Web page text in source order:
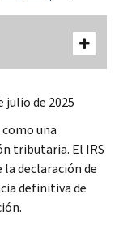
julio de 2025
una
tributaria. El IRS
la declaración de
definitiva de